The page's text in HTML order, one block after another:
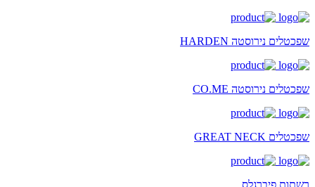
שפכטלים נירוסטה HARDEN
שפכטלים נירוסטה CO.ME
שפכטלים GREAT NECK
רשתות פיברגלס